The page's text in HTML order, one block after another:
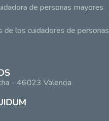
de personas mayores
de los cuidadores de personas
- 46023 Valencia